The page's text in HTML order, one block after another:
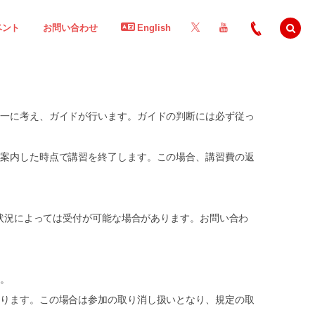
ト お問い合わせ English
に考え、ガイドが行います。ガイドの判断には必ず従っ
内した時点で講習を終了します。この場合、講習費の返
によっては受付が可能な場合があります。お問い合わ
ます。この場合は参加の取り消し扱いとなり、規定の取